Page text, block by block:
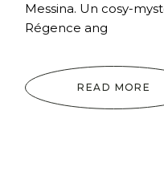
Messina. Un cosy-
Régence ang
READ MORE